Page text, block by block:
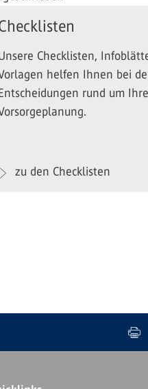
Checklisten,
helfen Ihnen bei
rund um Ihre
zu den Checklisten